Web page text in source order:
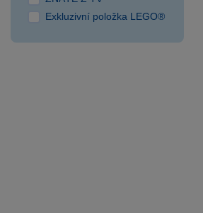
SPARKYS Zlín OC Zlaté
Jablko
Exkluzivní položka LEGO®